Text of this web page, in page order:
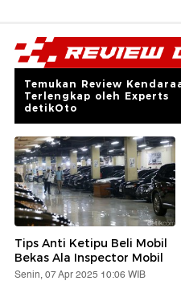
Temukan Review
Terlengkap oleh Experts
detikOto
Tips Anti Ketipu Beli Mobil
Bekas Ala Inspector Mobil
Senin, 07 Apr 2025 10:06 WIB